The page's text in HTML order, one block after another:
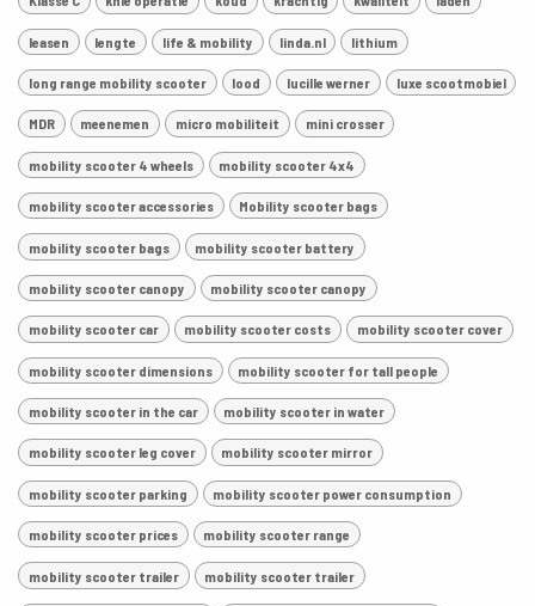
leasen lengte life & mobility linda.nl lithium
long range mobility scooter lood lucille werner luxe scootmobiel
MDR meenemen micro mobiliteit mini crosser
mobility scooter 4 wheels mobility scooter 4x4
mobility scooter accessories Mobility scooter bags
mobility scooter bags mobility scooter battery
mobility scooter canopy mobility scooter canopy
mobility scooter car mobility scooter costs mobility scooter cover
mobility scooter dimensions mobility scooter for tall people
mobility scooter in the car mobility scooter in water
mobility scooter leg cover mobility scooter mirror
mobility scooter parking mobility scooter power consumption
mobility scooter prices mobility scooter range
mobility scooter trailer mobility scooter trailer